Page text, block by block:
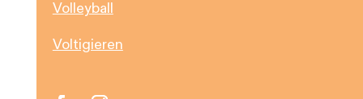
Volleyball
Voltigieren